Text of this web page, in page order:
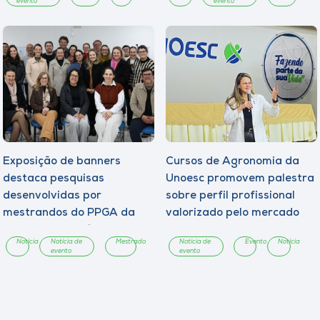
Exposição de banners
destaca pesquisas
desenvolvidas por
mestrandos do PPGA da
Notícia
Notícia de
evento
Mestrado
Cursos de Agronomia da
Unoesc promovem palestra
sobre perfil profissional
valorizado pelo mercado
Notícia de
evento
Evento Notícia